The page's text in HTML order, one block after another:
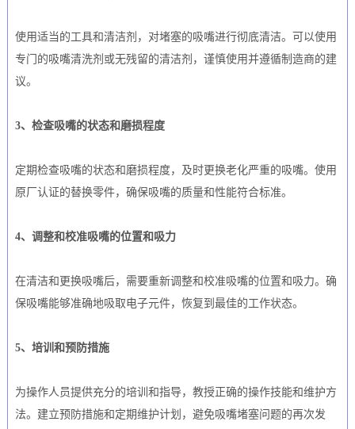
使用适当的工具和清洁剂，对堵塞的吸嘴进行彻底清洁。可以使用
专门的吸嘴清洗剂或无残留的清洁剂，谨慎使用并遵循制造商的建
议。
3、检查吸嘴的状态和磨损程度
定期检查吸嘴的状态和磨损程度，及时更换老化严重的吸嘴。使用
原厂认证的替换零件，确保吸嘴的质量和性能符合标准。
4、调整和校准吸嘴的位置和吸力
在清洁和更换吸嘴后，需要重新调整和校准吸嘴的位置和吸力。确
保吸嘴能够准确地吸取电子元件，恢复到最佳的工作状态。
5、培训和预防措施
为操作人员提供充分的培训和指导，教授正确的操作技能和维护方
法。建立预防措施和定期维护计划，避免吸嘴堵塞问题的再次发